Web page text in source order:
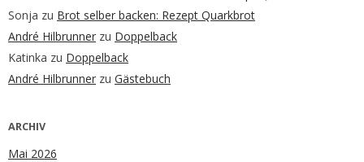
Sonja zu Brot selber backen: Rezept Quarkbrot
André Hilbrunner zu Doppelback
Katinka zu Doppelback
André Hilbrunner zu Gästebuch
ARCHIV
Mai 2026